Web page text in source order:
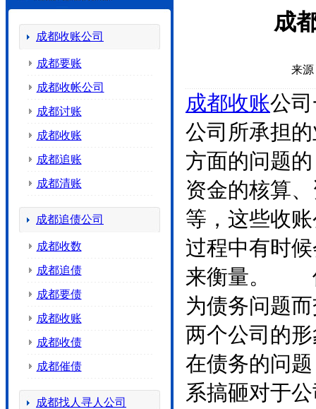
成都收账公司
成都要账
成都收帐公司
成都讨账
成都收账
成都追账
成都清账
成都追债公司
成都收数
成都追债
成都要债
成都收账
成都收债
成都催债
成都找人寻人公司
成
来源
成都收账公
公司所承担
方面的问题
资金的核算
等，这些收
过程中有时
来衡量。 像
为债务问题
两个公司的
在债务的问
系搞砸对于